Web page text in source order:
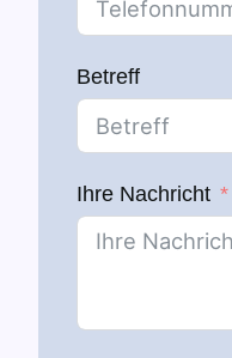
Betreff
Ihre Nachricht